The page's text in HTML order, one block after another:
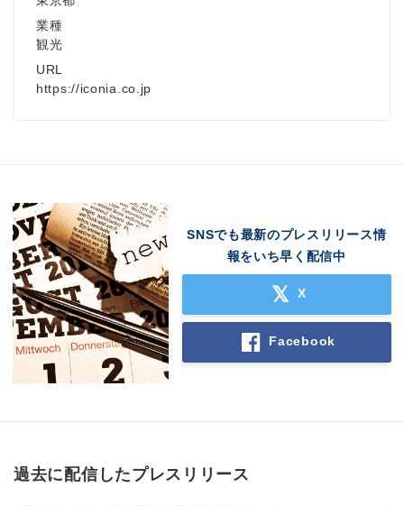
業種
観光
URL
https://iconia.co.jp
SNSでも最新のプレスリリース情
報をいち早く配信中
X
Facebook
過去に配信したプレスリリース